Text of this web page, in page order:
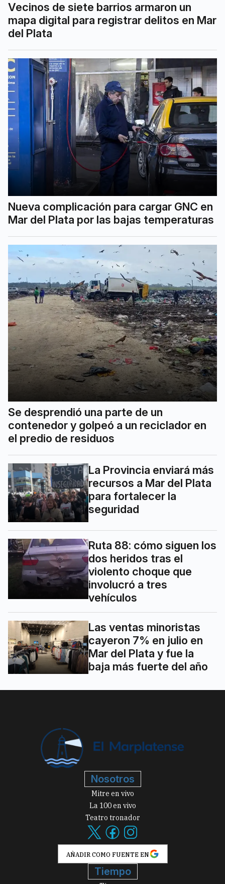
Vecinos de siete barrios armaron un
mapa digital para registrar delitos en Mar
del Plata
Nueva complicación para cargar GNC en
Mar del Plata por las bajas temperaturas
Se desprendió una parte de un
contenedor y golpeó a un reciclador en
el predio de residuos
La Provincia enviará más
recursos a Mar del Plata
para fortalecer la
seguridad
Ruta 88: cómo siguen los
dos heridos tras el
violento choque que
involucró a tres
vehículos
Las ventas minoristas
cayeron 7% en julio en
Mar del Plata y fue la
baja más fuerte del año
Nosotros
Mitre en vivo
La 100 en vivo
Teatro tronador
AÑADIR COMO FUENTE EN
Tiempo